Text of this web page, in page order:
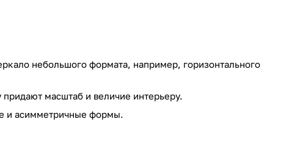
небольшого формата, например, горизонтального
масштаб и величие интерьеру.
и асимметричные формы.